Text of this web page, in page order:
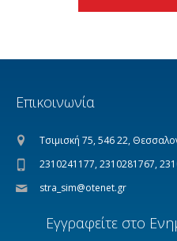
Επικοινωνία
Τσιμισκή 75, 546 22,
2310241177, 2310281767,
stra_sim@otenet.gr
Εγγραφείτε στο